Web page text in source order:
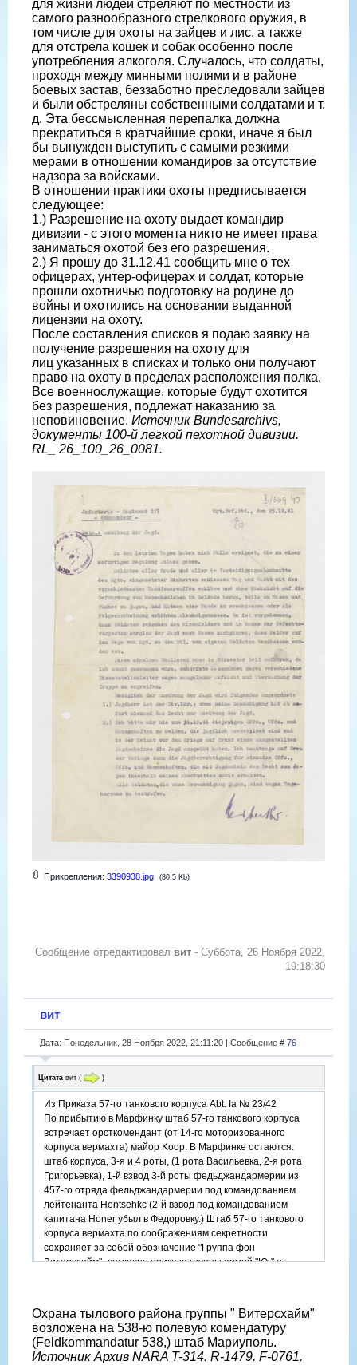
для жизни людей стреляют по местности из
самого разнообразного стрелкового оружия, в
том числе для охоты на зайцев и лис, а также
для отстрела кошек и собак особенно после
употребления алкоголя. Случалось, что солдаты,
проходя между минными полями и в районе
боевых застав, беззаботно преследовали зайцев
и были обстреляны собственными солдатами и т.
д. Эта бессмысленная перепалка должна
прекратиться в кратчайшие сроки, иначе я был
бы вынужден выступить с самыми резкими
мерами в отношении командиров за отсутствие
надзора за войсками.
В отношении практики охоты предписывается
следующее:
1.) Разрешение на охоту выдает командир
дивизии - с этого момента никто не имеет права
заниматься охотой без его разрешения.
2.) Я прошу до 31.12.41 сообщить мне о тех
офицерах, унтер-офицерах и солдат, которые
прошли охотничью подготовку на родине до
войны и охотились на основании выданной
лицензии на охоту.
После составления списков я подаю заявку на
получение разрешения на охоту для
лиц указанных в списках и только они получают
право на охоту в пределах расположения полка.
Все военнослужащие, которые будут охотится
без разрешения, подлежат наказанию за
неповиновение. Источник Bundesarchivs,
документы 100-й легкой пехотной дивизии.
RL_ 26_100_26_0081.
Прикрепления: 3390938.jpg (80.5 Kb)
Сообщение отредактировал вит - Суббота, 26 Ноября 2022,
19:18:30
вит
Дата: Понедельник, 28 Ноября 2022, 21:11:20 | Сообщение # 76
Цитата вит ( )
Из Приказа 57-го танкового корпуса Abt. Ia № 23/42
По прибытию в Марфинку штаб 57-го танкового корпуса
встречает орсткомендант (от 14-го моторизованного
корпуса вермахта) майор Koop. В Марфинке остаются:
штаб корпуса, 3-я и 4 роты, (1 рота Васильевка, 2-я рота
Григорьевка), 1-й взвод 3-й роты федьджандармерии из
457-го отряда фельджандармерии под командованием
лейтенанта Hentsehkc (2-й взвод под командованием
капитана Honer убыл в Федоровку.) Штаб 57-го танкового
корпуса вермахта по соображениям секретности
сохраняет за собой обозначение "Группа фон
Витерсхайм"- согласно приказа группы армий "Юг" от
Охрана тылового района группы " Витерсхaйм"
возложена на 538-ю полевую комендатуру
(Feldkommandatur 538,) штаб Мариуполь.
Источник Архив NARA T-314. R-1479. F-0761.